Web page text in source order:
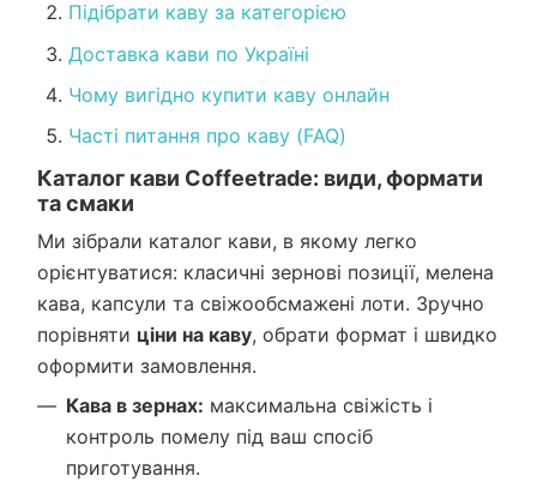
Підібрати каву за категорією
Доставка кави по Україні
Чому вигідно купити каву онлайн
Часті питання про каву (FAQ)
Каталог кави Coffeetrade: види, формати
та смаки
Ми зібрали каталог кави, в якому легко
орієнтуватися: класичні зернові позиції, мелена
кава, капсули та свіжообсмажені лоти. Зручно
порівняти ціни на каву, обрати формат і швидко
оформити замовлення.
Кава в зернах: максимальна свіжість і
контроль помелу під ваш спосіб
приготування.